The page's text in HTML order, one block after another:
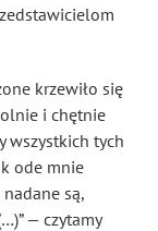
krzewiło się
i chętnie
wszystkich tych
ode mnie
są,
— czytamy